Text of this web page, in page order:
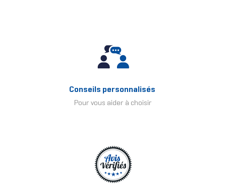
Conseils personnalisés
Pour vous aider à choisir